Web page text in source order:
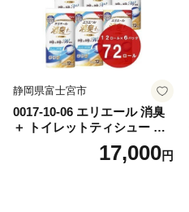
静岡県富士宮市
0017-10-06 エリエール 消臭
＋ トイレットティシュー し
っかり香るフレッシュクリア
の香り ダブル 12ロール×6パ
17,000円